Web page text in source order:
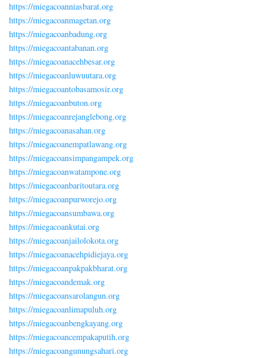
https://miegacoanniasbarat.org
https://miegacoanmagetan.org
https://miegacoanbadung.org
https://miegacoantabanan.org
https://miegacoanacehbesar.org
https://miegacoanluwuutara.org
https://miegacoantobasamosir.org
https://miegacoanbuton.org
https://miegacoanrejanglebong.org
https://miegacoanasahan.org
https://miegacoanempatlawang.org
https://miegacoansimpangampek.org
https://miegacoanwatampone.org
https://miegacoanbaritoutara.org
https://miegacoanpurworejo.org
https://miegacoansumbawa.org
https://miegacoankutai.org
https://miegacoanjailolokota.org
https://miegacoanacehpidiejaya.org
https://miegacoanpakpakbharat.org
https://miegacoandemak.org
https://miegacoansarolangun.org
https://miegacoanlimapuluh.org
https://miegacoanbengkayang.org
https://miegacoancempakaputih.org
https://miegacoangunungsahari.org